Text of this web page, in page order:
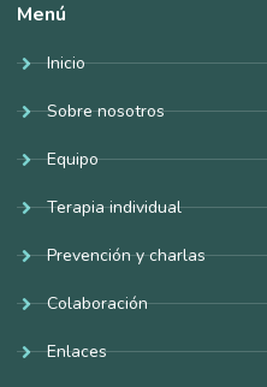
Menú
Inicio
Sobre nosotros
Equipo
Terapia individual
Prevención y charlas
Colaboración
Enlaces